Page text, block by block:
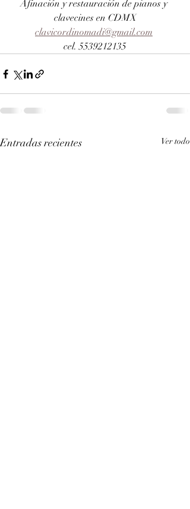
Afinación y restauración de pianos y
clavecines en CDMX
clavicordinomadi@gmail.com
cel. 5539212135
Entradas recientes Ver todo